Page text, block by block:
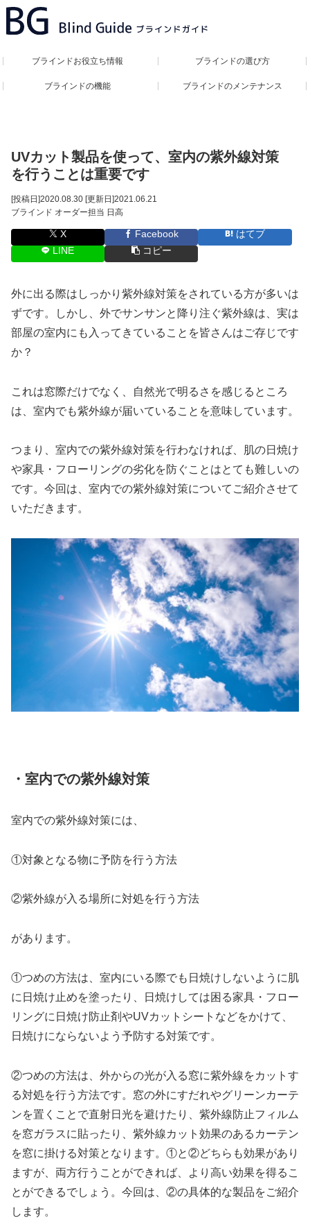
ブラインドお役立ち情報 ブラインドの選び方
ブラインドの機能 ブラインドのメンテナンス
UVカット製品を使って、室内の紫外線対策
を行うことは重要です
[投稿日]2020.08.30 [更新日]2021.06.21
ブラインド オーダー担当 日高
X Facebook
はてブ
LINE
コピー
外に出る際はしっかり紫外線対策をされている方が多いは
ずです。しかし、外でサンサンと降り注ぐ紫外線は、実は
部屋の室内にも入ってきていることを皆さんはご存じです
か？
これは窓際だけでなく、自然光で明るさを感じるところ
は、室内でも紫外線が届いていることを意味しています。
つまり、室内での紫外線対策を行わなければ、肌の日焼け
や家具・フローリングの劣化を防ぐことはとても難しいの
です。今回は、室内での紫外線対策についてご紹介させて
いただきます。
・室内での紫外線対策
室内での紫外線対策には、
①対象となる物に予防を行う方法
②紫外線が入る場所に対処を行う方法
があります。
①つめの方法は、室内にいる際でも日焼けしないように肌
に日焼け止めを塗ったり、日焼けしては困る家具・フロー
リングに日焼け防止剤やUVカットシートなどをかけて、
日焼けにならないよう予防する対策です。
②つめの方法は、外からの光が入る窓に紫外線をカットす
る対処を行う方法です。窓の外にすだれやグリーンカーテ
ンを置くことで直射日光を避けたり、紫外線防止フィルム
を窓ガラスに貼ったり、紫外線カット効果のあるカーテン
を窓に掛ける対策となります。①と②どちらも効果があり
ますが、両方行うことができれば、より高い効果を得るこ
とができるでしょう。今回は、②の具体的な製品をご紹介
します。